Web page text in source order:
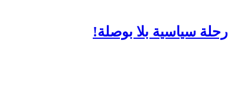
سياسية بلا بوصلة!